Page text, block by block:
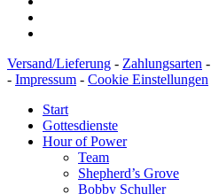
Versand/Lieferung - Zahlungsarten -
- Impressum - Cookie Einstellungen
Start
Gottesdienste
Hour of Power
Team
Shepherd’s Grove
Bobby Schuller